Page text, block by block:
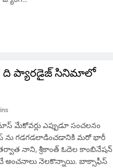
ది ప్యారడైజ్ సినిమాలో
ఎప్పుడూ సంచలనం
ను గడగడలాడించడానికి మరో భారీ
నాని, శ్రీకాంత్ ఓదెల కాంబినేషన్
అంచనాలు నెలకొన్నాయి. బాక్సాఫీస్